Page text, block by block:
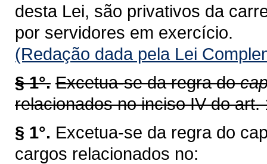
desta Lei, são privativos da
por servidores em exercício.
(Redação dada pela Lei
§ 1°. Excetua-se da regra do
relacionados no inciso IV do art.
§ 1°. Excetua-se da regra do
cargos relacionados no: